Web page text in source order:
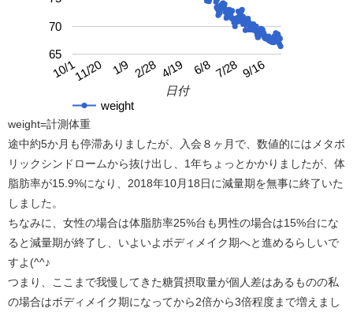
weight
10/111/20 1/9 2/28 4/19 6/8 7/28 9/16
65
70
日付
weight=計測体重
途中約5か月も停滞ありましたが、入会８ヶ月で、数値的にはメタボ
リックシンドロームから抜け出し、1年ちょっとかかりましたが、体
脂肪率が15.9%になり、2018年10月18日に減量期を無事に終了いた
しました。
ちなみに、女性の場合は体脂肪率25%台も男性の場合は15%台にな
ると減量期が終了し、いよいよボディメイク期へと進めるらしいで
すよ(^^♪
つまり、ここまで我慢してきた糖質摂取量が個人差はあるものの私
の場合はボディメイク期になってから2倍から3倍程度まで増えまし